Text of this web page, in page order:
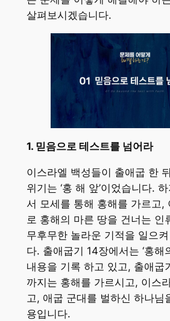
살펴보시겠습니다.
1. 믿음으로 테스트를 넘어라
이스라엘 백성들이 출애굽 한
위기는 ‘홍 해 앞’이었습니다.
서 모세를 통해 홍해를 가르고,
로 홍해의 마른 땅을 건너는 인
무후무한 놀라운 기적을 일으
다. 출애굽기 14장에서는 ‘홍해
내용을 기록 하고 있고, 출애굽
까지는 홍해를 가르시고, 이스
고, 애굽 군대를 벌하신 하나님
용입니다.